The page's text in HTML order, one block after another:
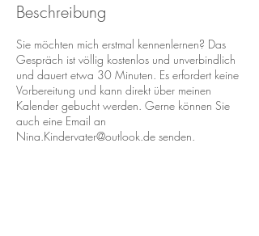
Beschreibung
Sie möchten mich erstmal kennenlernen? Das
Gespräch ist völlig kostenlos und unverbindlich
und dauert etwa 30 Minuten. Es erfordert keine
Vorbereitung und kann direkt über meinen
Kalender gebucht werden. Gerne können Sie
auch eine Email an
Nina.Kindervater@outlook.de senden.